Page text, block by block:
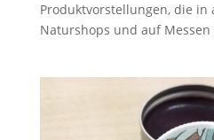
Produktvorstellungen, die in
Naturshops und auf Messen